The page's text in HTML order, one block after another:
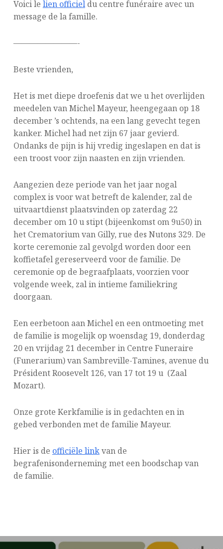
Voici le lien officieldu centre funéraire avec un
message de la famille.
————————-
Beste vrienden,
Het is met diepe droefenis dat we u het overlijden
meedelen van Michel Mayeur, heengegaan op 18
december ’s ochtends, na een lang gevecht tegen
kanker. Michel had net zijn 67 jaar gevierd.
Ondanks de pijn is hij vredig ingeslapen en dat is
een troost voor zijn naasten en zijn vrienden.
Aangezien deze periode van het jaar nogal
complex is voor wat betreft de kalender, zal de
uitvaartdienst plaatsvinden op zaterdag 22
december om 10 u stipt (bijeenkomst om 9u50) in
het Crematorium van Gilly, rue des Nutons 329. De
korte ceremonie zal gevolgd worden door een
koffietafel gereserveerd voor de familie. De
ceremonie op de begraafplaats, voorzien voor
volgende week, zal in intieme familiekring
doorgaan.
Een eerbetoon aan Michel en een ontmoeting met
de familie is mogelijk op woensdag 19, donderdag
20 en vrijdag 21 december in Centre Funeraire
(Funerarium) van Sambreville-Tamines, avenue du
Président Roosevelt 126, van 17 tot 19 u (Zaal
Mozart).
Onze grote Kerkfamilie is in gedachten en in
gebed verbonden met de familie Mayeur.
Hier is de officiële linkvan de
begrafenisonderneming met een boodschap van
de familie.